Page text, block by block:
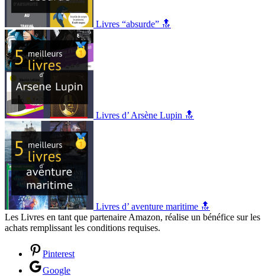
Livres “absurde” 🔝
Livres d’ Arsène Lupin 🔝
Livres d’ aventure maritime 🔝
Les Livres en tant que partenaire Amazon, réalise un bénéfice sur les
achats remplissant les conditions requises.
Pinterest
Google